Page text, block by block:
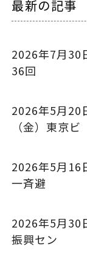
最新の記事
2026年7月
36回
2026年5月20
（金）東京ビ
2026年5月
一斉避
2026年5月
振興セン